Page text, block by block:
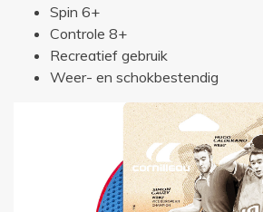
Spin 6+
Controle 8+
Recreatief gebruik
Weer- en schokbestendig